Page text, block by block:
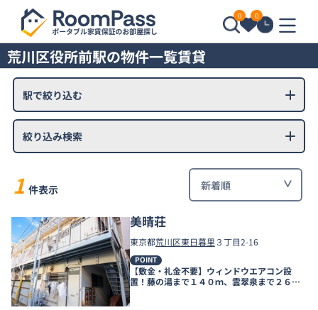
0 0
荒川区役所前駅の物件一覧賃貸
駅で絞り込む
絞り込み検索
1 件表示
美晴荘
東京都荒川区東日暮里３丁目2-16
POINT
【敷金・礼金不要】ウィンドウエアコン設
置！藤の湯まで１４０ｍ、雲翠泉まで２６０
ｍ、銭湯が近く！